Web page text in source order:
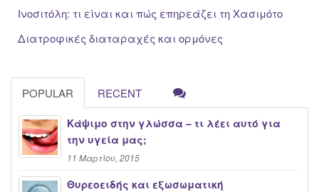
Ινοσιτόλη: τι είναι και πώς επηρεάζει τη Χασιμότο
Διατροφικές διαταραχές και ορμόνες
POPULAR RECENT
Κάψιμο στην γλώσσα – τι λέει αυτό για
την υγεία μας;
11 Μαρτίου, 2015
Θυρεοειδής και εξωσωματική